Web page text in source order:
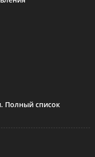
Полный список